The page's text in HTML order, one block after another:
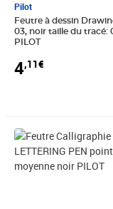
Pilot
Feutre à dessin
03, noir taille du tracé:
PILOT
4,11€
Prix 5,24€